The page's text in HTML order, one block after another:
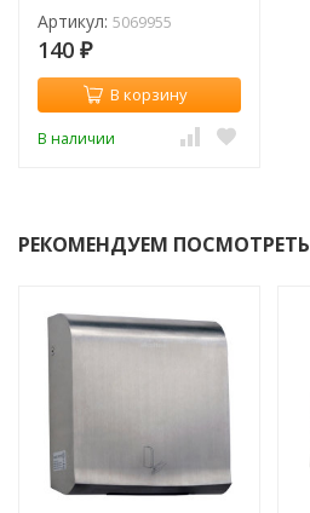
(пач.)
Артикул: 5069955
140 ₽
В корзину
В наличии
РЕКОМЕНДУЕМ ПОСМОТРЕТЬ